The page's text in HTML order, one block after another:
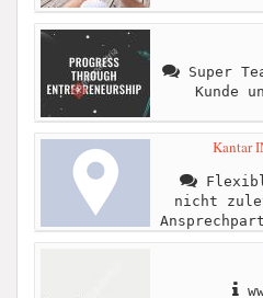
Super
Kunde
Kantar
nicht